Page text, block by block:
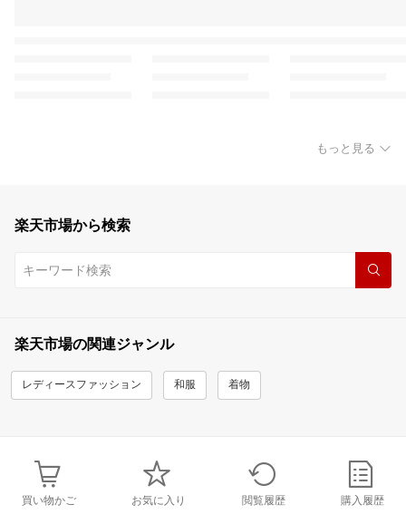
もっと見る
楽天市場から検索
楽天市場の関連ジャンル
レディースファッション 和服 着物
買い物かご お気に入り 閲覧履歴 購入履歴